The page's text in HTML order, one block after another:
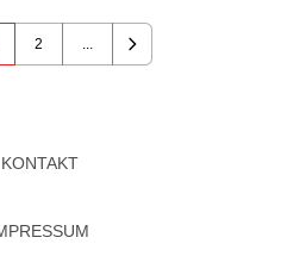
2 ...
Next
KONTAKT